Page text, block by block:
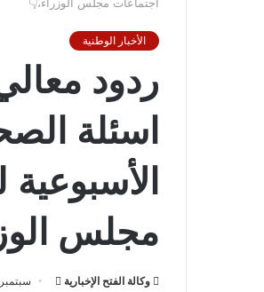
الأخبار الوطنية
ردود
اسئلة
مجلس
وكالة الفتح الإخبارية
أرسل سبتمبر 12, 2024